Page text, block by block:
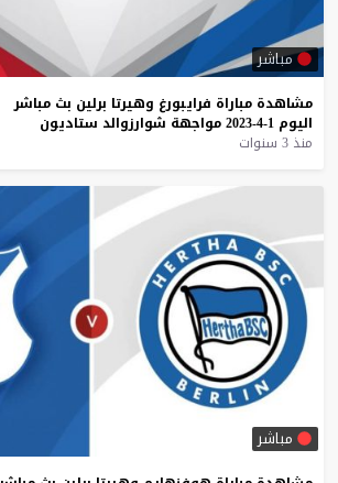
مباشر
مشاهدة مباراة فرايبورغ وهيرتا برلين بث مباشر
اليوم 1-4-2023 مواجهة شوارزوالد ستاديون
منذ 3 سنوات
مباشر